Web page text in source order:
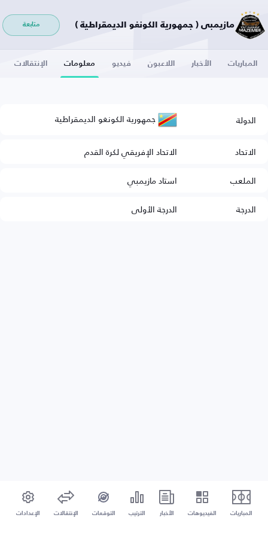
مازيمبي ( جمهورية الكونغو الديمقراطية ) متابعة
المباريات الأخبار اللاعبون فيديو معلومات الإنتقالات
الدولة جمهورية الكونغو الديمقراطية
الاتحاد
الاتحاد الإفريقي لكرة القدم
الملعب
استاد مازيمبي
الدرجة
الدرجة الأولى
المباريات الفيديوهات الأخبار الترتيب التوقعات الإنتقالات الإعدادات